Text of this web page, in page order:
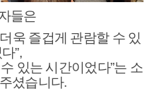
들은
욱 즐겁게 관람할 수 있
”,
있는 시간이었다”는 소
셨습니다.